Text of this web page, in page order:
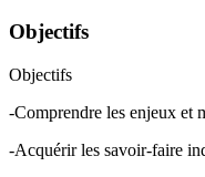
Objectifs
Objectifs
-Comprendre les enjeux et
-Acquérir les savoir-faire